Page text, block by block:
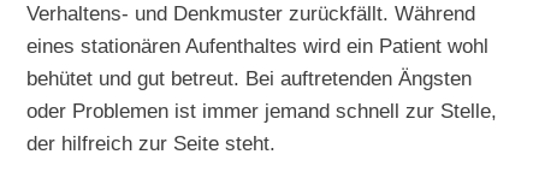
Verhaltens- und Denkmuster zurückfällt. Während
eines stationären Aufenthaltes wird ein Patient wohl
behütet und gut betreut. Bei auftretenden Ängsten
oder Problemen ist immer jemand schnell zur Stelle,
der hilfreich zur Seite steht.